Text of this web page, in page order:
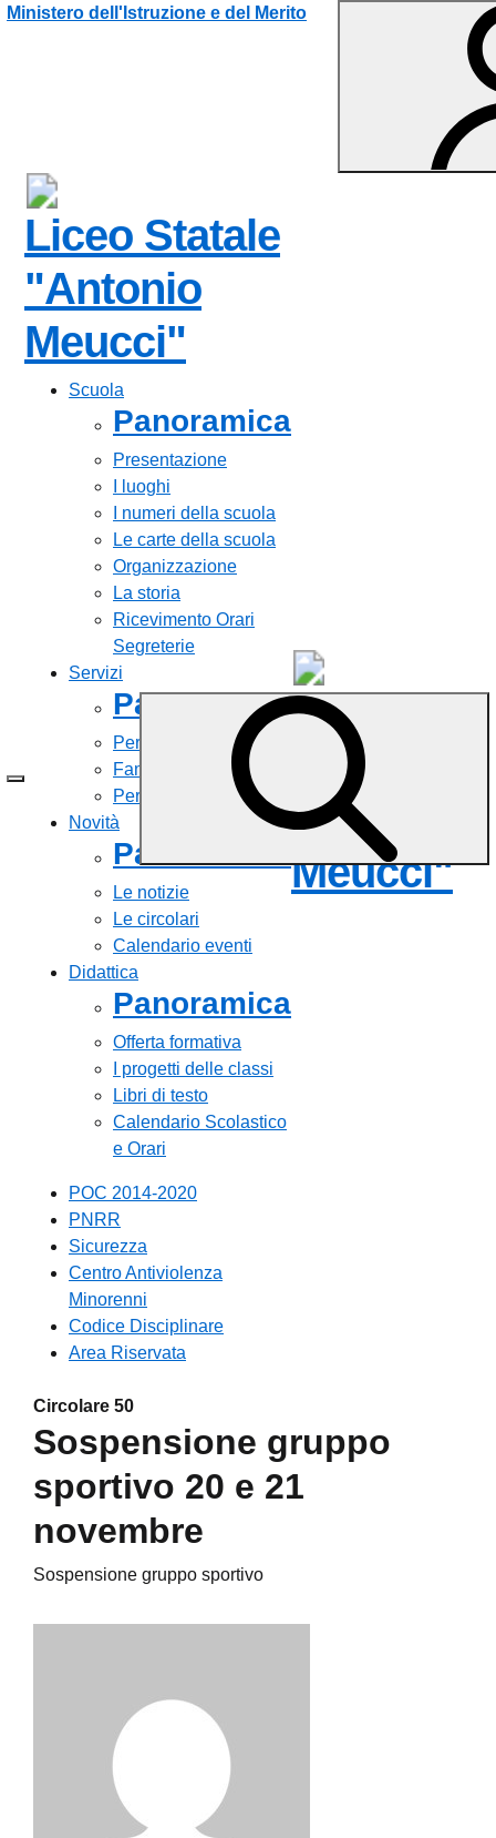
Vai ai contenuti
Vai al menu di navigazione
Vai al footer
Ministero dell'Istruzione e del Merito
Liceo Statale
"Antonio
Meucci"
Scuola
Panoramica
Presentazione
I luoghi
I numeri della scuola
Le carte della scuola
Organizzazione
La storia
Ricevimento Orari
Segreterie
Servizi
Panoramica
Personale scolastico
Famiglie e studenti
Percorsi di studio
Novità
Panoramica
Le notizie
Le circolari
Calendario eventi
Didattica
Panoramica
Offerta formativa
I progetti delle classi
Libri di testo
Calendario Scolastico
e Orari
POC 2014-2020
PNRR
Sicurezza
Centro Antiviolenza
Minorenni
Codice Disciplinare
Area Riservata
Liceo
Statale
"Antonio
Meucci"
Circolare 50
Sospensione gruppo
sportivo 20 e 21
novembre
Sospensione gruppo sportivo